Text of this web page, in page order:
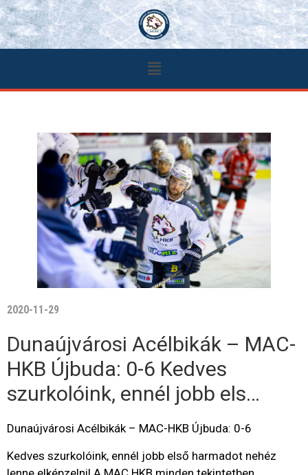
2020-11-29
Dunaújvárosi Acélbikák – MAC-
HKB Újbuda: 0-6 Kedves
szurkolóink, ennél jobb els…
Dunaújvárosi Acélbikák – MAC-HKB Újbuda: 0-6
Kedves szurkolóink, ennél jobb első harmadot nehéz